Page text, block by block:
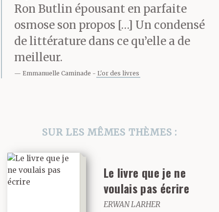
colline abrupte et à
mesure que le village
entier, puis les champs
et les bois alentour
regard sur les murs
blancs de la maison,
essayant de ne pas
cligner des yeux ni de
Ron Butlin épousant en parfaite
osmose son propos […] Un condensé
de littérature dans ce qu’elle a de
meilleur.
Emmanuelle Caminade L'or des livres
SUR LES MÊMES THÈMES :
Le livre que je ne
voulais pas écrire
ERWAN LARHER